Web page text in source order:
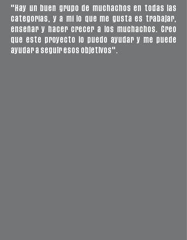
"Hay un buen grupo de muchachos en todas las
categorías, y a mí lo que me gusta es trabajar,
enseñar y hacer crecer a los muchachos. Creo
que este proyecto lo puedo ayudar y me puede
ayudar a seguir esos objetivos".